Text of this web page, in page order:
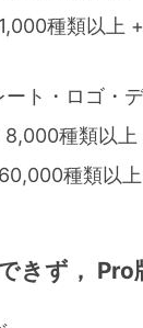
種類以上
ト・ロゴ・
8,000種類以上
種類以上
きず， Pro